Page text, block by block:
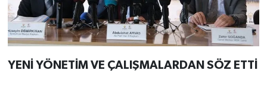
YENİ YÖNETİM VE ÇALIŞMALARDAN SÖZ ETTİ